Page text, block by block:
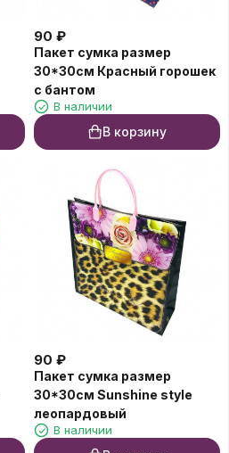
90 ₽
Пакет сумка размер
30*30см Красный горошек
с бантом
В наличии
В корзину
90 ₽
Пакет сумка размер
30*30см Sunshine style
леопардовый
В наличии